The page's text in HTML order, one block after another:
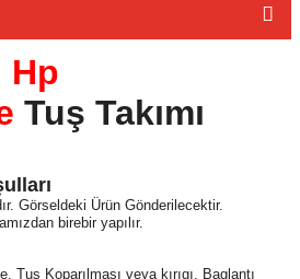
Hp
Tuş Takımı
Görseldeki Ürün Gönderilecektir.
birebir yapılır.
Tuş Koparılması veya kırıgı, Baglantı